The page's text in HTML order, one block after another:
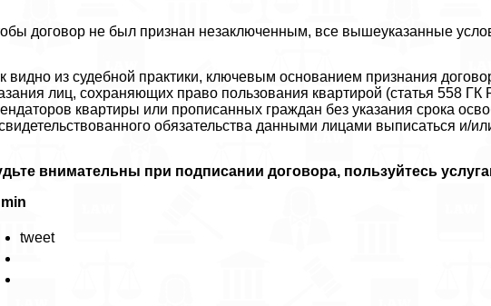
договор не был признан незаключенным, все вышеуказанные
видно из судебной пpaктики, ключевым основанием признания
лиц, сохраняющих право пользования квартирой (статья 558
квартиры или прописанных граждан без указания срока
обязательства данными лицами выписаться и/
внимательны при подписании договора, пользуйтесь
tweet